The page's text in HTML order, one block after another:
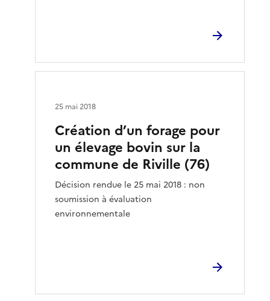
Création d’un forage pour
un élevage bovin sur la
commune de Riville (76)
Décision rendue le 25 mai 2018 : non
soumission à évaluation
environnementale
25 mai 2018